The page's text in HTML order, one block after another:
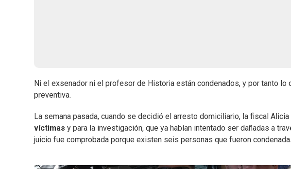
Ni el exsenador ni el profesor de Historia están condenados, y por tanto lo
preventiva.
La semana pasada, cuando se decidió el arresto domiciliario, la fiscal
víctimas y para la investigación, que ya habían intentado ser dañadas a
juicio fue comprobada porque existen seis personas que fueron